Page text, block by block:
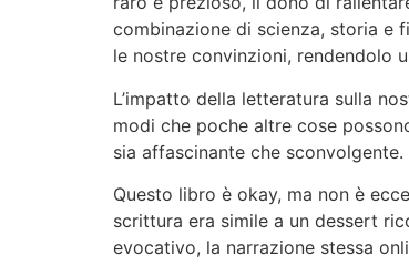
combinazione di scienza, storia e
le nostre convinzioni, rendendolo
L’impatto della letteratura sulla
modi che poche altre cose
sia affascinante che sconvolgente.
Questo libro è okay, ma non è
scrittura era simile a un dessert
evocativo, la narrazione stessa